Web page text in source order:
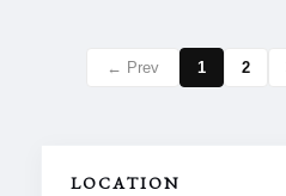
← Prev 1 2
LOCATION